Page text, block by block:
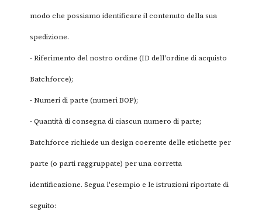
modo che possiamo identificare il contenuto della sua
spedizione.
- Riferimento del nostro ordine (ID dell'ordine di acquisto
Batchforce);
- Numeri di parte (numeri BOP);
- Quantità di consegna di ciascun numero di parte;
Batchforce richiede un design coerente delle etichette per
parte (o parti raggruppate) per una corretta
identificazione. Segua l'esempio e le istruzioni riportate di
seguito: